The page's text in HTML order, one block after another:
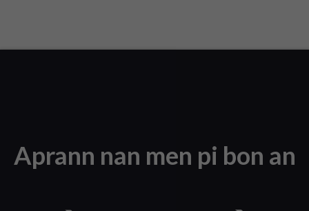
Aprann nan men pi bon an